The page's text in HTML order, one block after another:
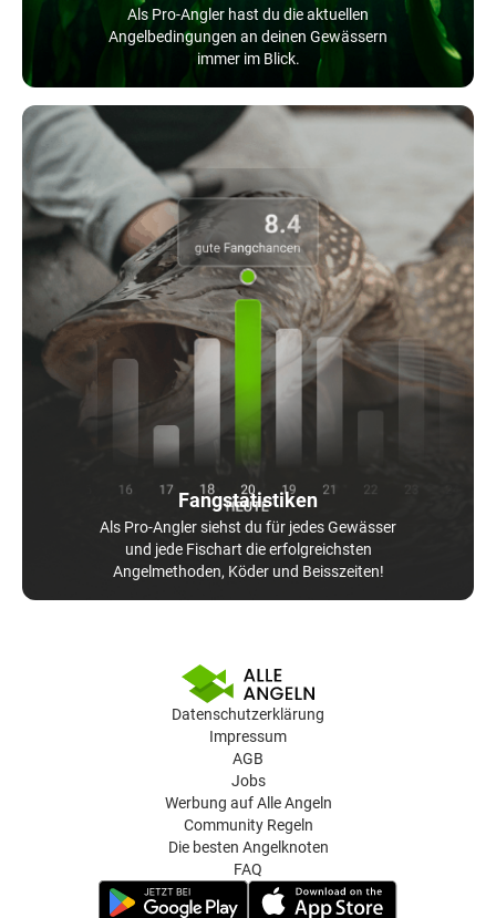
Als Pro-Angler hast du die aktuellen
Angelbedingungen an deinen Gewässern
immer im Blick.
Fangstatistiken
Als Pro-Angler siehst du für jedes Gewässer
und jede Fischart die erfolgreichsten
Angelmethoden, Köder und Beisszeiten!
Datenschutzerklärung
Impressum
AGB
Jobs
Werbung auf Alle Angeln
Community Regeln
Die besten Angelknoten
FAQ